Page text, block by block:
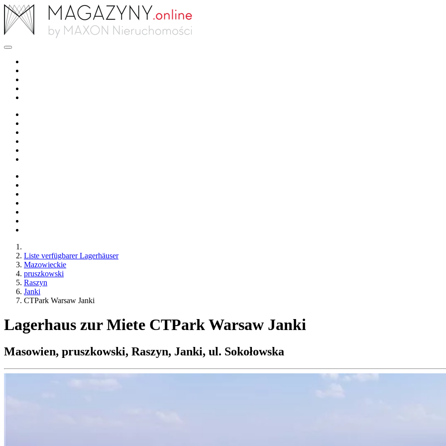
Liste verfügbarer Lagerhäuser
Mazowieckie
pruszkowski
Raszyn
Janki
CTPark Warsaw Janki
Lagerhaus zur Miete CTPark Warsaw Janki
Masowien, pruszkowski, Raszyn, Janki, ul. Sokołowska